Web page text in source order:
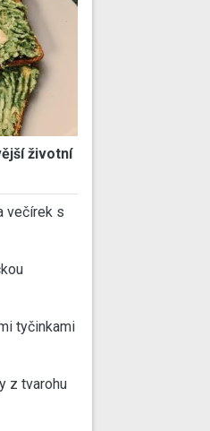
životní
večírek s
tyčinkami
z tvarohu